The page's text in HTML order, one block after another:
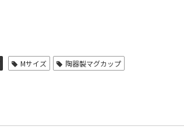
Mサイズ 陶器製マグカップ